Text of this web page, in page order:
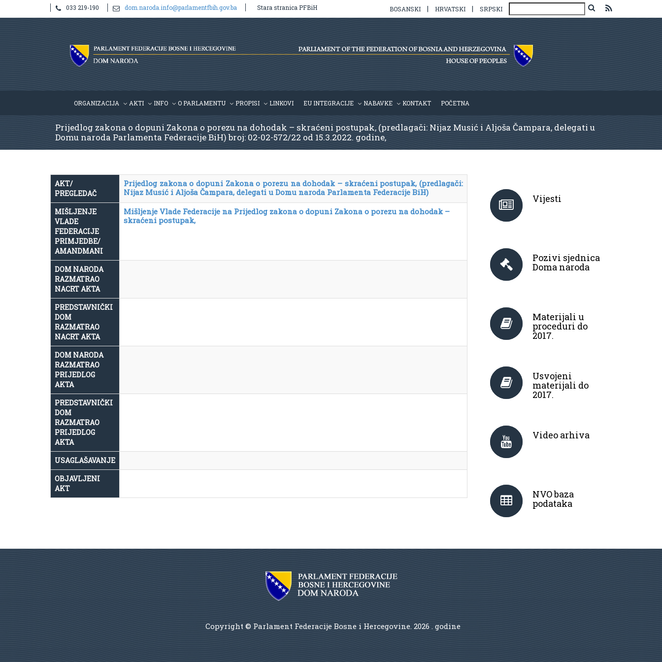
033 219-190 dom.naroda.info@parlamentfbih.gov.ba Stara stranica PFBiH BOSANSKI | HRVATSKI | SRPSKI
ORGANIZACIJA AKTI INFO O PARLAMENTU PROPISI LINKOVI EU INTEGRACIJE NABAVKE KONTAKT POČETNA
Prijedlog zakona o dopuni Zakona o porezu na dohodak – skraćeni postupak, (predlagači: Nijaz Musić i Aljoša Čampara, delegati u
Domu naroda Parlamenta Federacije BiH) broj: 02-02-572/22 od 15.3.2022. godine,
AKT/
PREGLEDAČ
Prijedlog zakona o dopuni Zakona o porezu na dohodak – skraćeni postupak, (predlagači:
Nijaz Musić i Aljoša Čampara, delegati u Domu naroda Parlamenta Federacije BiH)
MIŠLJENJE
VLADE
FEDERACIJE
PRIMJEDBE/
AMANDMANI
Mišljenje Vlade Federacije na Prijedlog zakona o dopuni Zakona o porezu na dohodak –
skraćeni postupak,
DOM NARODA
RAZMATRAO
NACRT AKTA
PREDSTAVNIČKI
DOM
RAZMATRAO
NACRT AKTA
DOM NARODA
RAZMATRAO
PRIJEDLOG
AKTA
PREDSTAVNIČKI
DOM
RAZMATRAO
PRIJEDLOG
AKTA
USAGLAŠAVANJE
OBJAVLJENI
AKT
Vijesti
Pozivi sjednica
Doma naroda
Materijali u
proceduri do
2017.
Usvojeni
materijali do
2017.
Video arhiva
NVO baza
podataka
Copyright © Parlament Federacije Bosne i Hercegovine. 2026 . godine